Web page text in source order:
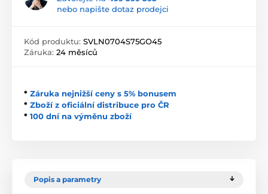
nebo napište dotaz prodejci
Kód produktu: SVLN0704S75GO45
Záruka: 24 měsíců
* Záruka nejnižší ceny s 5% bonusem
* Zboží z oficiální distribuce pro ČR
* 100 dní na výměnu zboží
Popis a parametry